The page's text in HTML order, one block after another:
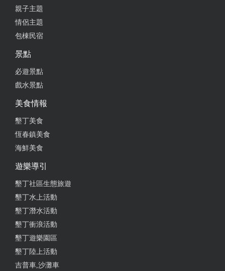
親子主題
情侶主題
包棟民宿
景點
必遊景點
戲水景點
美食情報
墾丁美食
恆春鎮美食
海鮮美食
遊樂導引
墾丁社區生態旅遊
墾丁水上活動
墾丁潛水活動
墾丁衝浪活動
墾丁遊樂園區
墾丁陸上活動
吉普車,沙灘車